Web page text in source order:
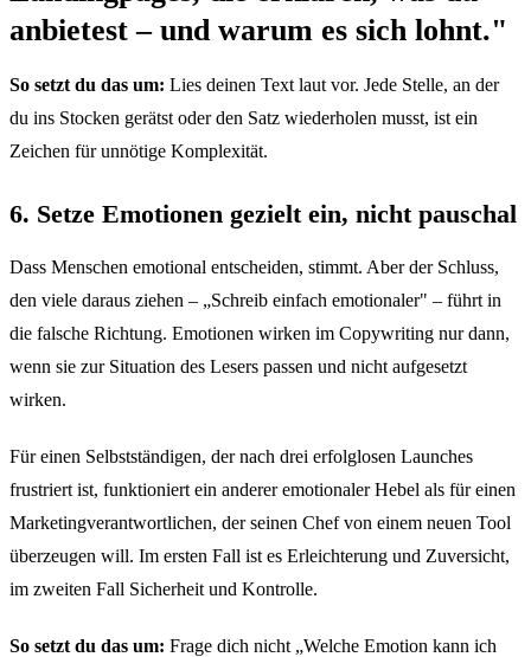
anbietest – und warum es sich lohnt."
So setzt du das um: Lies deinen Text laut vor. Jede Stelle, an der
du ins Stocken gerätst oder den Satz wiederholen musst, ist ein
Zeichen für unnötige Komplexität.
6. Setze Emotionen gezielt ein, nicht pauschal
Dass Menschen emotional entscheiden, stimmt. Aber der Schluss,
den viele daraus ziehen – „Schreib einfach emotionaler" – führt in
die falsche Richtung. Emotionen wirken im Copywriting nur dann,
wenn sie zur Situation des Lesers passen und nicht aufgesetzt
wirken.
Für einen Selbstständigen, der nach drei erfolglosen Launches
frustriert ist, funktioniert ein anderer emotionaler Hebel als für einen
Marketingverantwortlichen, der seinen Chef von einem neuen Tool
überzeugen will. Im ersten Fall ist es Erleichterung und Zuversicht,
im zweiten Fall Sicherheit und Kontrolle.
So setzt du das um: Frage dich nicht „Welche Emotion kann ich